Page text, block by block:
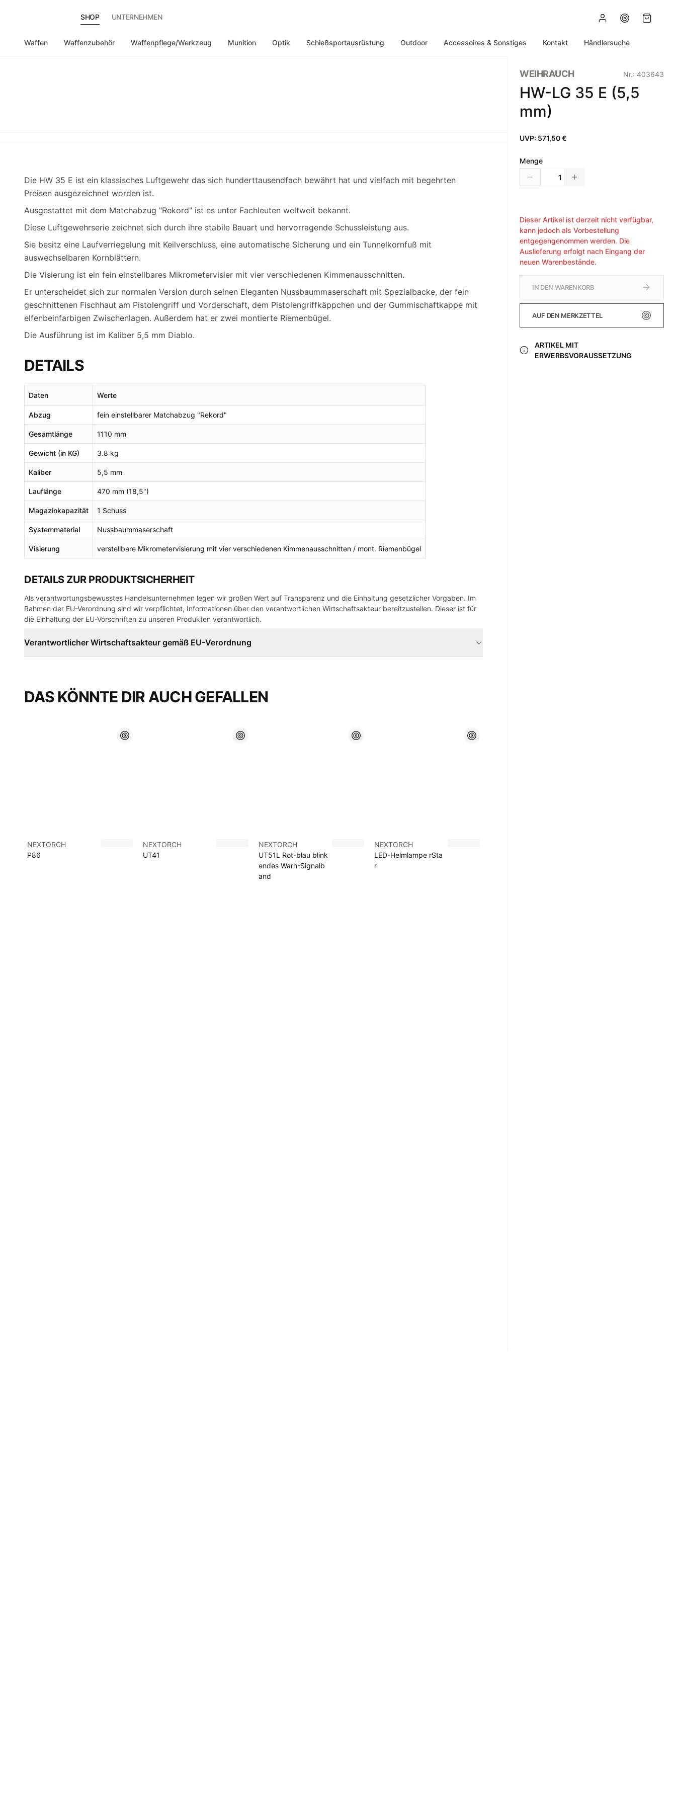
SHOP UNTERNEHMEN
Waffen Waffenzubehör Waffenpflege/Werkzeug Munition Optik Schießsportausrüstung Outdoor Accessoires & Sonstiges Kontakt Händlersuche
Die HW 35 E ist ein klassisches Luftgewehr das sich hunderttausendfach bewährt hat und vielfach mit begehrten
Preisen ausgezeichnet worden ist.
Ausgestattet mit dem Matchabzug "Rekord" ist es unter Fachleuten weltweit bekannt.
Diese Luftgewehrserie zeichnet sich durch ihre stabile Bauart und hervorragende Schussleistung aus.
Sie besitz eine Laufverriegelung mit Keilverschluss, eine automatische Sicherung und ein Tunnelkornfuß mit
auswechselbaren Kornblättern.
Die Visierung ist ein fein einstellbares Mikrometervisier mit vier verschiedenen Kimmenausschnitten.
Er unterscheidet sich zur normalen Version durch seinen Eleganten Nussbaummaserschaft mit Spezialbacke, der fein
geschnittenen Fischhaut am Pistolengriff und Vorderschaft, dem Pistolengriffkäppchen und der Gummischaftkappe mit
elfenbeinfarbigen Zwischenlagen. Außerdem hat er zwei montierte Riemenbügel.
Die Ausführung ist im Kaliber 5,5 mm Diablo.
DETAILS
Daten Werte
Abzug fein einstellbarer Matchabzug "Rekord"
Gesamtlänge 1110 mm
Gewicht (in KG) 3.8 kg
Kaliber 5,5 mm
Lauflänge 470 mm (18,5")
Magazinkapazität 1 Schuss
Systemmaterial Nussbaummaserschaft
Visierung verstellbare Mikrometervisierung mit vier verschiedenen Kimmenausschnitten / mont. Riemenbügel
DETAILS ZUR PRODUKTSICHERHEIT
Als verantwortungsbewusstes Handelsunternehmen legen wir großen Wert auf Transparenz und die Einhaltung gesetzlicher Vorgaben. Im
Rahmen der EU-Verordnung sind wir verpflichtet, Informationen über den verantwortlichen Wirtschaftsakteur bereitzustellen. Dieser ist für
die Einhaltung der EU-Vorschriften zu unseren Produkten verantwortlich.
Verantwortlicher Wirtschaftsakteur gemäß EU-Verordnung
DAS KÖNNTE DIR AUCH GEFALLEN
NEXTORCH
P86
NEXTORCH
UT41
NEXTORCH
UT51L Rot-blau blink
endes Warn-Signalb
and
NEXTORCH
LED-Helmlampe rSta
r
WEIHRAUCH Nr.: 403643
HW-LG 35 E (5,5
mm)
UVP: 571,50 €
Menge
Dieser Artikel ist derzeit nicht verfügbar,
kann jedoch als Vorbestellung
entgegengenommen werden. Die
Auslieferung erfolgt nach Eingang der
neuen Warenbestände.
IN DEN WARENKORB
AUF DEN MERKZETTEL
ARTIKEL MIT
ERWERBSVORAUSSETZUNG